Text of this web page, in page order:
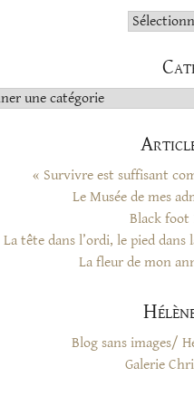
Archives
« Survivre est suffisant
Le Musée de mes
Black foot
La tête dans l’ordi, le pied
La fleur de mon
Blog sans images/
Galerie